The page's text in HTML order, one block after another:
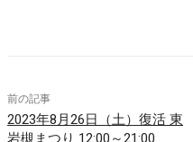
前の記事
2023年8月26日（土）復活 東
岩槻まつり 12:00～21:00